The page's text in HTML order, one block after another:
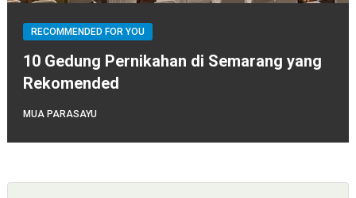
RECOMMENDED FOR YOU
10 Gedung Pernikahan di Semarang yang
Rekomended
MUA PARASAYU